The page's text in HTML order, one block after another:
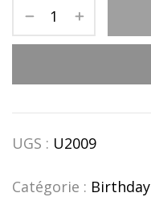
quantité
de
UGS : U2009
Catégorie : Birthday